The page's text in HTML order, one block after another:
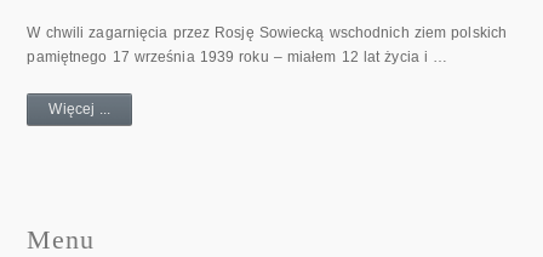
W chwili zagarnięcia przez Rosję Sowiecką wschodnich ziem polskich
pamiętnego 17 września 1939 roku – miałem 12 lat życia i …
Więcej ...
Menu